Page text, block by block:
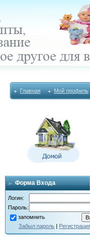
Главная Мой профиль
Форма Входа
Логин:
Пароль:
запомнить
Забыл пароль |